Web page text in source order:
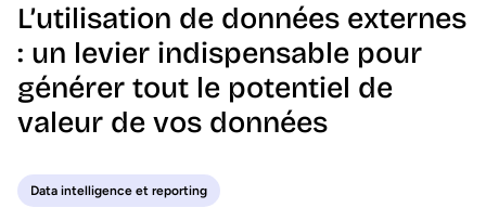
L’utilisation de données externes
: un levier indispensable pour
générer tout le potentiel de
valeur de vos données
Data intelligence et reporting